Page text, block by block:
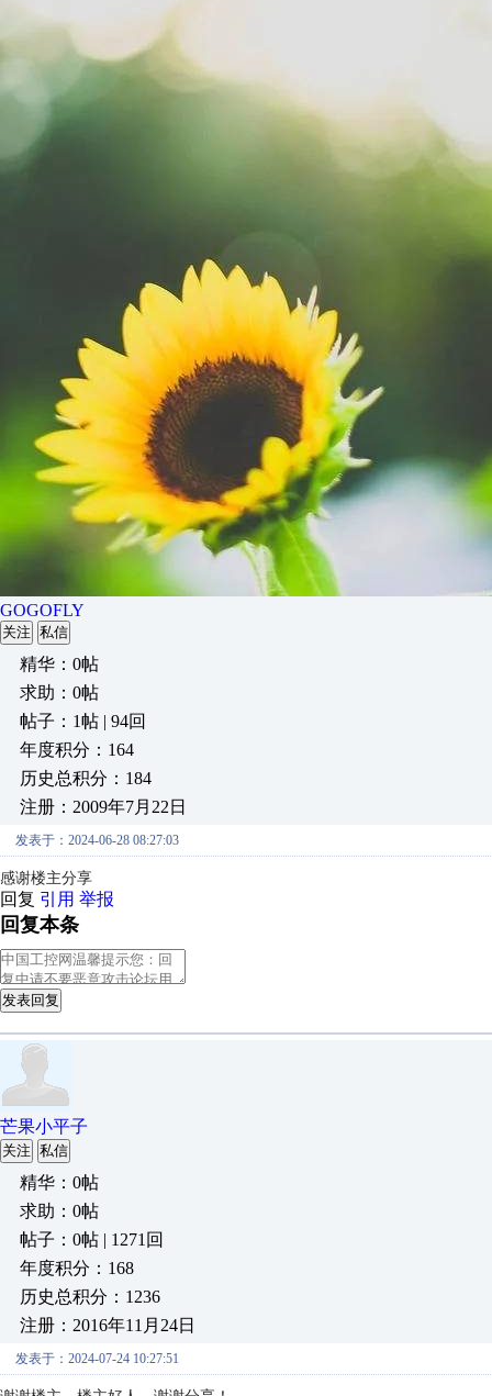
GOGOFLY
关注 私信
精华：0帖
求助：0帖
帖子：1帖 | 94回
年度积分：164
历史总积分：184
注册：2009年7月22日
发表于：2024-06-28 08:27:03
感谢楼主分享
回复 引用 举报
回复本条
发表回复
芒果小平子
关注 私信
精华：0帖
求助：0帖
帖子：0帖 | 1271回
年度积分：168
历史总积分：1236
注册：2016年11月24日
发表于：2024-07-24 10:27:51